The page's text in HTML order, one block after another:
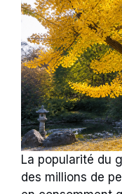
La popularité du
des millions de